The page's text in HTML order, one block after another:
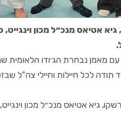
אטיאס מנכ״ל מכון
מאמן נבחרת הג׳ודו הלאומית
לכל חיילות וחיילי צה"ל
גיא אטיאס מנכ״ל מכון